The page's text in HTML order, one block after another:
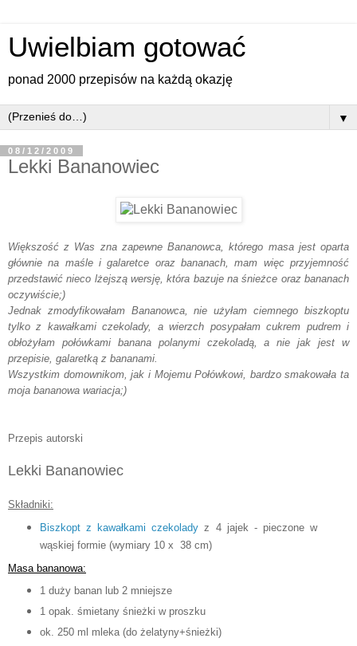
Uwielbiam gotować
ponad 2000 przepisów na każdą okazję
▼
08/12/2009
Lekki Bananowiec
Większość z Was zna zapewne Bananowca, którego masa jest oparta
głównie na maśle i galaretce oraz bananach, mam więc przyjemność
przedstawić nieco lżejszą wersję, która bazuje na śnieżce oraz bananach
oczywiście;)
Jednak zmodyfikowałam Bananowca, nie użyłam ciemnego biszkoptu
tylko z kawałkami czekolady, a wierzch posypałam cukrem pudrem i
obłożyłam połówkami banana polanymi czekoladą, a nie jak jest w
przepisie, galaretką z bananami.
Wszystkim domownikom, jak i Mojemu Połówkowi, bardzo smakowała ta
moja bananowa wariacja;)
Przepis autorski
Lekki Bananowiec
Składniki:
Biszkopt z kawałkami czekolady z 4 jajek - pieczone w
wąskiej formie (wymiary 10 x 38 cm)
Masa bananowa:
1 duży banan lub 2 mniejsze
1 opak. śmietany śnieżki w proszku
ok. 250 ml mleka (do żelatyny+śnieżki)